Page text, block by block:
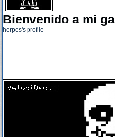
Bienvenido a mi
herpes's profile